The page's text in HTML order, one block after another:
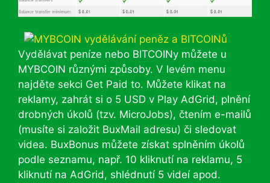
Vydělávat peníze nebo BITCOINy můžete u
MYBCOIN různými způsoby. V levém menu
najděte sekci Get Paid to. Můžete klikat na
reklamy, zahrát si o 5 USD v Play AdGrid, plnění
drobných úkolů (tzv. MicroJobs), čtením e-mailů
(musíte si založit BuxMail adresu) či sledovat
videa. BuxBonus můžete získat splněním úkolů
podle seznamu, např. 10 kliknutí na reklamu, 5
kliknutí na AdGrid, shlédnutí 5 videí apod.